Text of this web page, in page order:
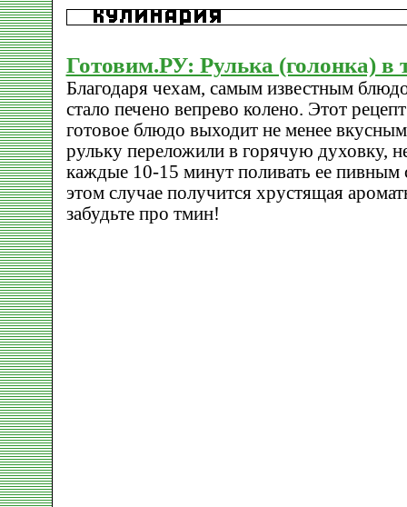
Готовим.РУ: Рулька (голонка) в
Благодаря чехам, самым известным
стало печено вепрево колено. Этот
готовое блюдо выходит не менее
рульку переложили в горячую духовку,
каждые 10-15 минут поливать ее пивным
этом случае получится хрустящая
забудьте про тмин!